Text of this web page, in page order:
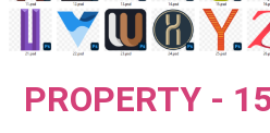
PROPERTY -